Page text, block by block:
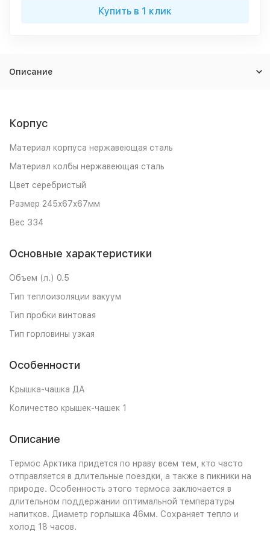
Купить в 1 клик
Описание
Корпус
Материал корпуса нержавеющая сталь
Материал колбы нержавеющая сталь
Цвет серебристый
Размер 245x67x67мм
Вес 334
Основные характеристики
Объем (л.) 0.5
Тип теплоизоляции вакуум
Тип пробки винтовая
Тип горловины узкая
Особенности
Крышка-чашка ДА
Количество крышек-чашек 1
Описание
Термос Арктика придется по нраву всем тем, кто часто
отправляется в длительные поездки, а также в пикники на
природе. Особенность этого термоса заключается в
длительном поддержании оптимальной температуры
напитков. Диаметр горлышка 46мм. Сохраняет тепло и
холод 18 часов.